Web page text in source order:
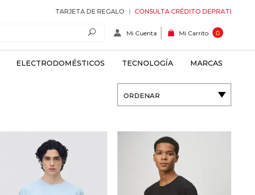
TARJETA DE REGALO CONSULTA CRÉDITO DEPRATI
Mi Cuenta Mi Carrito 0
ELECTRODOMÉSTICOS TECNOLOGÍA MARCAS
ORDENAR